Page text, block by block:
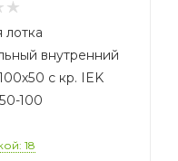
лотка
внутренний
с кр. IEK
100
18